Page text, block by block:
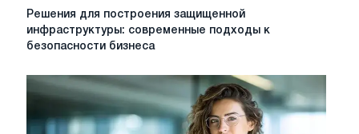
Решения
для
построения
инфраструктуры:
современные
к
Решения для построения защищенной
инфраструктуры: современные подходы к
безопасности бизнеса